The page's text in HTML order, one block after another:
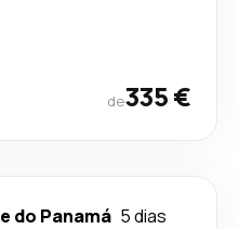
de335 €
do Panamá 5 dias